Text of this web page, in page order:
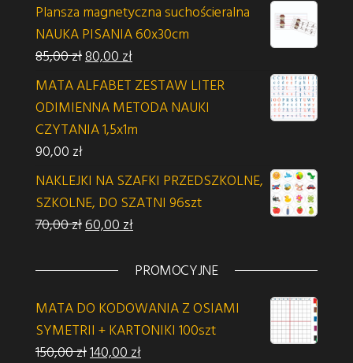
Plansza magnetyczna suchościeralna
NAUKA PISANIA 60x30cm
85,00złPierwotna cena wynosiła: 85,00 zł.
80,00 złAktualna cena wynosi: 80,00 zł.
MATA ALFABET ZESTAW LITER
ODIMIENNA METODA NAUKI
CZYTANIA 1,5x1m
90,00 zł
NAKLEJKI NA SZAFKI PRZEDSZKOLNE,
SZKOLNE, DO SZATNI 96szt
70,00złPierwotna cena wynosiła: 70,00 zł.
60,00 złAktualna cena wynosi: 60,00 zł.
PROMOCYJNE
MATA DO KODOWANIA Z OSIAMI
SYMETRII + KARTONIKI 100szt
150,00złPierwotna cena wynosiła: 150,00 zł.
140,00 złAktualna cena wynosi: 140,00 zł.